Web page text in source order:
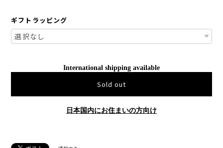
ギフトラッピング
International shipping available
Sold out
日本国内にお住まいの方向け